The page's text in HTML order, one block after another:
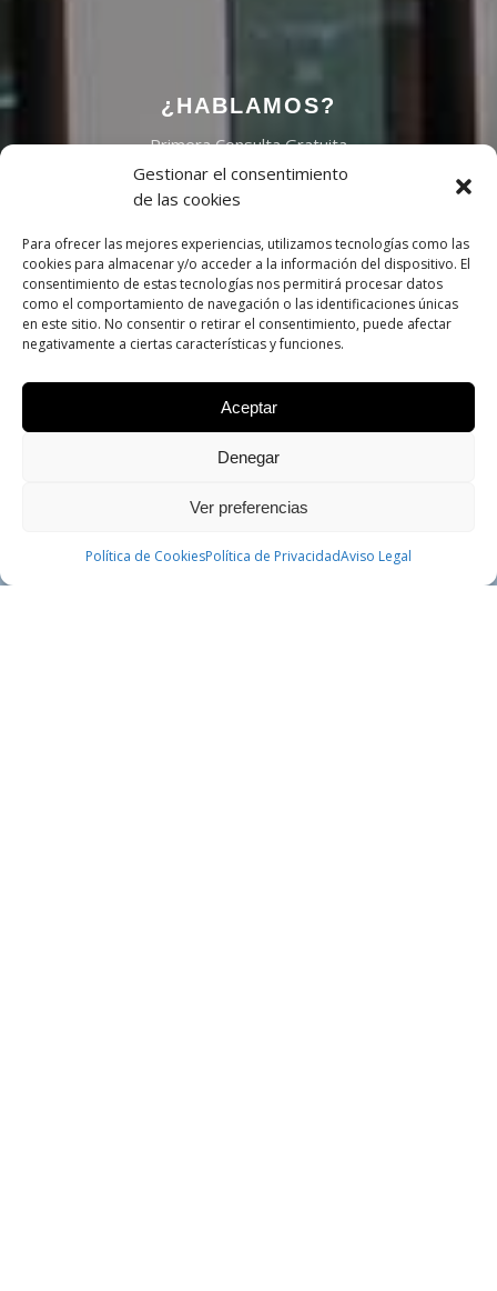
Gestionar el consentimiento
de las cookies
Para ofrecer las mejores experiencias, utilizamos tecnologías como las
cookies para almacenar y/o acceder a la información del dispositivo. El
consentimiento de estas tecnologías nos permitirá procesar datos
como el comportamiento de navegación o las identificaciones únicas
en este sitio. No consentir o retirar el consentimiento, puede afectar
negativamente a ciertas características y funciones.
Aceptar
Denegar
Ver preferencias
Política de CookiesPolítica de PrivacidadAviso Legal
CONTACTAR PEDIR CITA
¿HABLAMOS?
Primera Consulta Gratuita
Reservar Cita